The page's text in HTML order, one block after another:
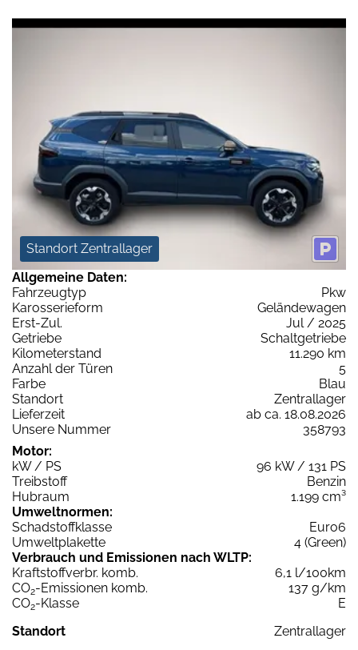
Standort Zentrallager
Allgemeine Daten:
Fahrzeugtyp
Pkw
Karosserieform
Geländewagen
Erst-Zul.
Jul / 2025
Getriebe
Schaltgetriebe
Kilometerstand
11.290 km
Anzahl der Türen
5
Farbe
Blau
Standort
Zentrallager
Lieferzeit
ab ca. 18.08.2026
Unsere Nummer
358793
Motor:
kW / PS
96 kW / 131 PS
Treibstoff
Benzin
Hubraum
1.199 cm³
Umweltnormen:
Schadstoffklasse
Euro6
Umweltplakette
4 (Green)
Verbrauch und Emissionen nach WLTP:
Kraftstoffverbr. komb.
6,1 l/100km
CO2-Emissionen komb.
137 g/km
CO2-Klasse
E
Standort
Zentrallager